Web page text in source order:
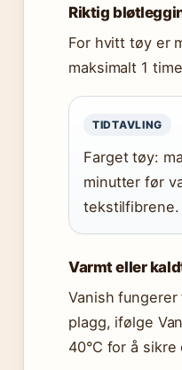
Riktig
For hvitt tøy er
maksimalt 1
TIDTAVLING
Farget tøy:
minutter før
tekstilfibrene.
Varmt eller
Vanish
plagg, ifølge
40°C for å